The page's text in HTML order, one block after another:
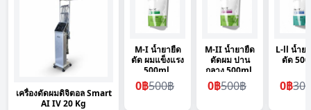
เครื่องดัดผมดิจิตอล Smart
AI IV 20 Kg
M-I น้ำยายืด
ดัด ผมแข็งแรง
500ml.
0฿500฿
M-II น้ำยายืด
ดัดผม ปาน
กลาง 500ml.
0฿500฿
L-ll น้ำย
ดัด
0฿